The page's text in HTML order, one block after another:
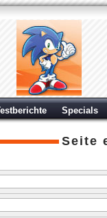
Specials
Seite